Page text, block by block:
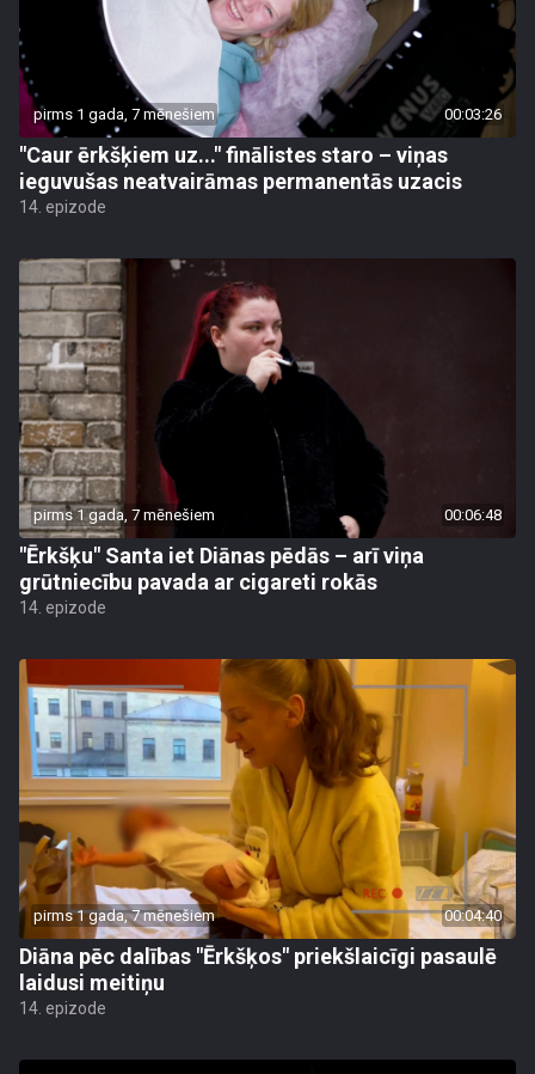
pirms 1 gada, 7 mēnešiem 00:03:26
"Caur ērkšķiem uz..." finālistes staro – viņas
ieguvušas neatvairāmas permanentās uzacis
14. epizode
pirms 1 gada, 7 mēnešiem 00:06:48
"Ērkšķu" Santa iet Diānas pēdās – arī viņa
grūtniecību pavada ar cigareti rokās
14. epizode
pirms 1 gada, 7 mēnešiem 00:04:40
Diāna pēc dalības "Ērkšķos" priekšlaicīgi pasaulē
laidusi meitiņu
14. epizode